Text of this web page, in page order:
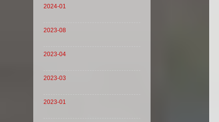
2024-01
2023-08
2023-04
2023-03
2023-01